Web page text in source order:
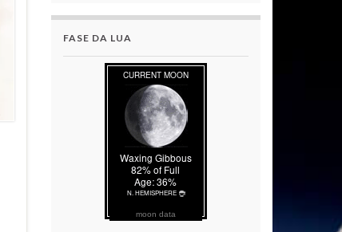
FASE DA LUA
moon data